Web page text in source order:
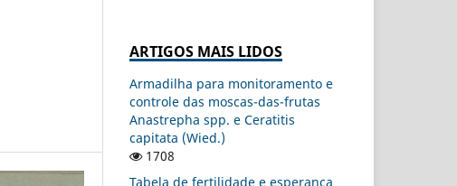
ARTIGOS MAIS LIDOS
Armadilha para monitoramento e
controle das moscas-das-frutas
Anastrepha spp. e Ceratitis
capitata (Wied.)
1708
Tabela de fertilidade e esperança